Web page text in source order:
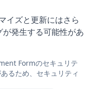
ズと更新にはさら
発生する可能性があ
Formのセキュリテ
るため、セキュリティ